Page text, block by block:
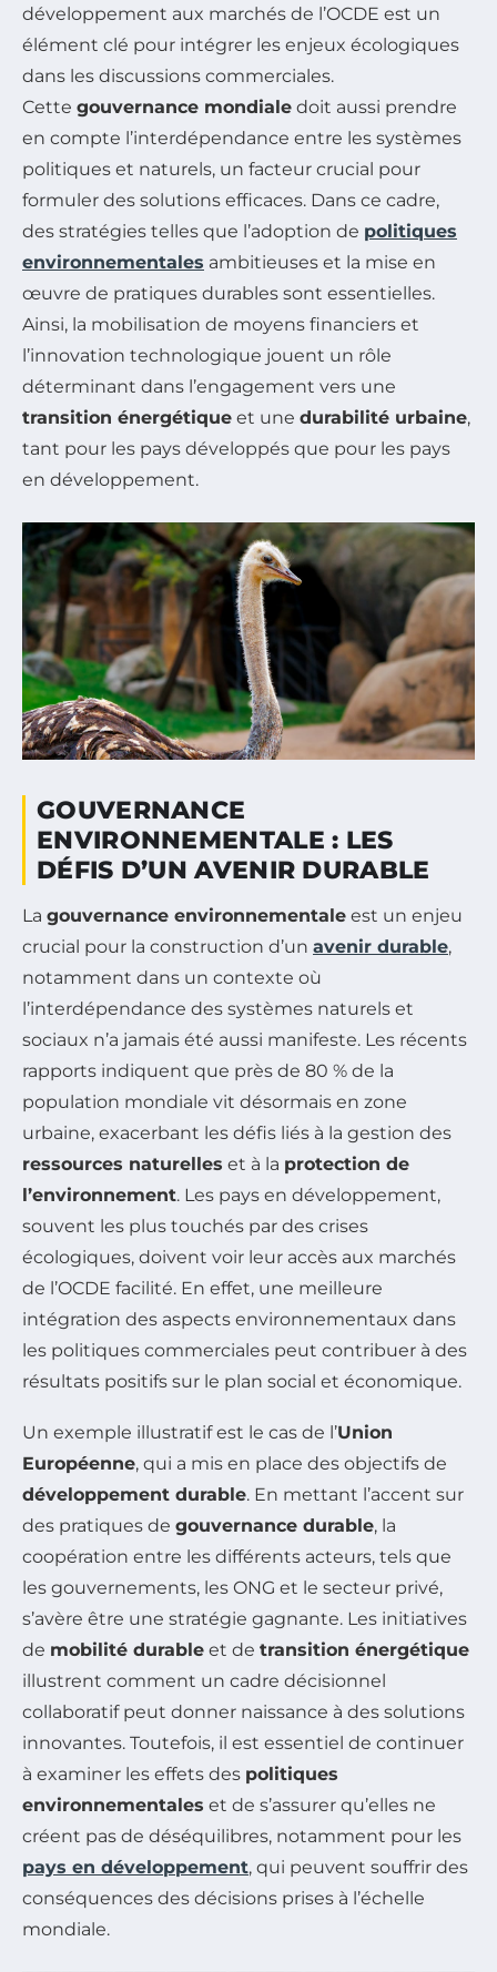
développement aux marchés de l’OCDE est un
élément clé pour intégrer les enjeux écologiques
dans les discussions commerciales.
Cette gouvernance mondiale doit aussi prendre
en compte l’interdépendance entre les systèmes
politiques et naturels, un facteur crucial pour
formuler des solutions efficaces. Dans ce cadre,
des stratégies telles que l’adoption de politiques
environnementales ambitieuses et la mise en
œuvre de pratiques durables sont essentielles.
Ainsi, la mobilisation de moyens financiers et
l’innovation technologique jouent un rôle
déterminant dans l’engagement vers une
transition énergétique et une durabilité urbaine,
tant pour les pays développés que pour les pays
en développement.
GOUVERNANCE
ENVIRONNEMENTALE : LES
DÉFIS D’UN AVENIR DURABLE
La gouvernance environnementale est un enjeu
crucial pour la construction d’un avenir durable,
notamment dans un contexte où
l’interdépendance des systèmes naturels et
sociaux n’a jamais été aussi manifeste. Les récents
rapports indiquent que près de 80 % de la
population mondiale vit désormais en zone
urbaine, exacerbant les défis liés à la gestion des
ressources naturelles et à la protection de
l’environnement. Les pays en développement,
souvent les plus touchés par des crises
écologiques, doivent voir leur accès aux marchés
de l’OCDE facilité. En effet, une meilleure
intégration des aspects environnementaux dans
les politiques commerciales peut contribuer à des
résultats positifs sur le plan social et économique.
Un exemple illustratif est le cas de l’Union
Européenne, qui a mis en place des objectifs de
développement durable. En mettant l’accent sur
des pratiques de gouvernance durable, la
coopération entre les différents acteurs, tels que
les gouvernements, les ONG et le secteur privé,
s’avère être une stratégie gagnante. Les initiatives
de mobilité durable et de transition énergétique
illustrent comment un cadre décisionnel
collaboratif peut donner naissance à des solutions
innovantes. Toutefois, il est essentiel de continuer
à examiner les effets des politiques
environnementales et de s’assurer qu’elles ne
créent pas de déséquilibres, notamment pour les
pays en développement, qui peuvent souffrir des
conséquences des décisions prises à l’échelle
mondiale.